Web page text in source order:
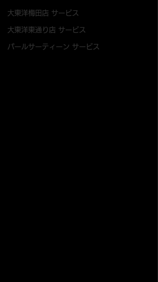
大東洋梅田店 サービス
大東洋東通り店 サービス
パールサーティーン サービス